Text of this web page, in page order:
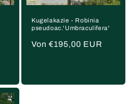
Kugelakazie - Robinia
pseudoac.'Umbraculifera'
Normaler
Von €195,00 EUR